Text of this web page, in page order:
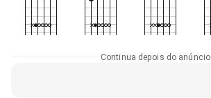
Continua depois do anúncio